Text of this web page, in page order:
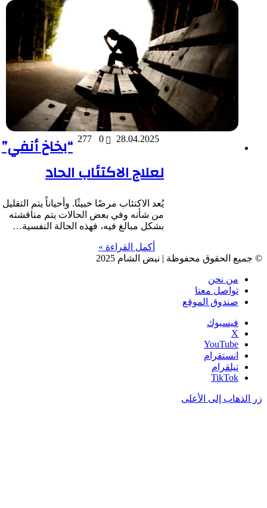
28.04.2025
0
277
“بخاخ أنفي”
لعلاج الاكتئاب الحاد
يُعد الاكتئاب مرضًا خبيثًا. وأحياناً يتم التقليل
من شأنه وفي بعض الحالات يتم مناقشته
بشكل مبالغ فيه، فهذه الحالة النفسية…
أكمل القراءة »
جميع الحقوق محفوظة | نبض الشام 2025
من نحن
تواصل معنا
صندوق الموقع
فيسبوك
‫X
‫YouTube
انستقرام
تيلقرام
‫TikTok
الذهاب إلى الأعلى